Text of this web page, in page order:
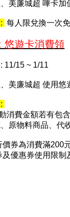
美廉城超 嗶卡
每人限兌換一次
悠遊卡消費領​​
11/15 ~ 1/11
美廉城超 使用
消費金額若有包
原物料商品、代
券為消費滿200
優惠券使用限制